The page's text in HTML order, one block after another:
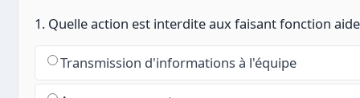
1. Quelle action est interdite aux faisant fonction
Transmission d'informations à l'équipe